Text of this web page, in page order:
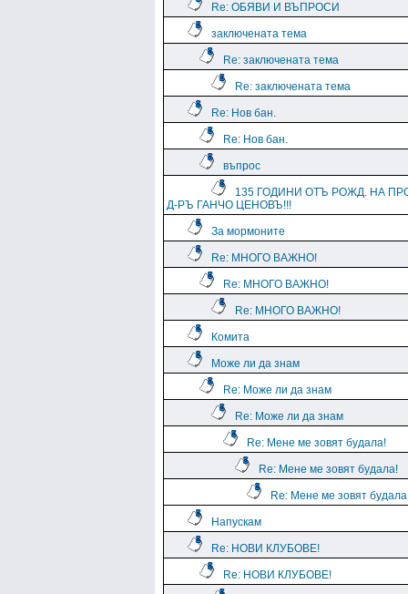
Re: ОБЯВИ И ВЪПРОСИ
заключената тема
Re: заключената тема
Re: заключената тема
Re: Нов бан.
Re: Нов бан.
въпрос
135 ГОДИНИ ОТЪ РОЖД. НА
Д-РЪ ГАНЧО ЦЕНОВЪ!!!
За мормоните
Re: МНОГО ВАЖНО!
Re: МНОГО ВАЖНО!
Re: МНОГО ВАЖНО!
Комита
Може ли да знам
Re: Може ли да знам
Re: Може ли да знам
Re: Мене ме зовят будала!
Re: Мене ме зовят будала!
Re: Мене ме зовят
Напускам
Re: НОВИ КЛУБОВЕ!
Re: НОВИ КЛУБОВЕ!